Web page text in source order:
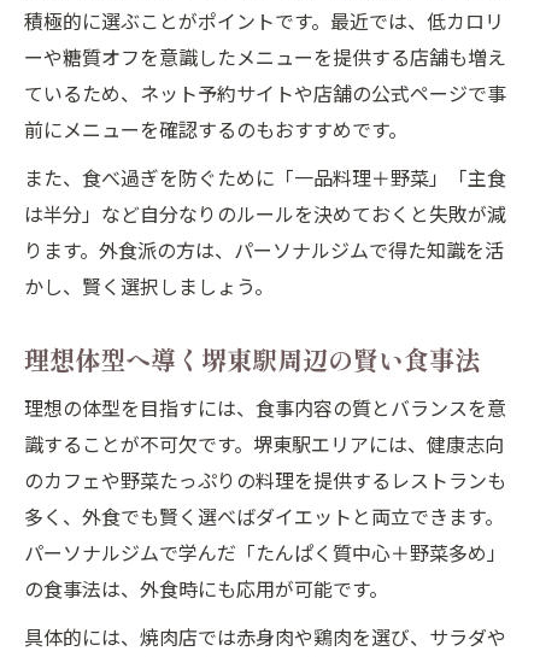
積極的に選ぶことがポイントです。最近では、低カロリ
ーや糖質オフを意識したメニューを提供する店舗も増え
ているため、ネット予約サイトや店舗の公式ページで事
前にメニューを確認するのもおすすめです。
また、食べ過ぎを防ぐために「一品料理＋野菜」「主食
は半分」など自分なりのルールを決めておくと失敗が減
ります。外食派の方は、パーソナルジムで得た知識を活
かし、賢く選択しましょう。
理想体型へ導く堺東駅周辺の賢い食事法
理想の体型を目指すには、食事内容の質とバランスを意
識することが不可欠です。堺東駅エリアには、健康志向
のカフェや野菜たっぷりの料理を提供するレストランも
多く、外食でも賢く選べばダイエットと両立できます。
パーソナルジムで学んだ「たんぱく質中心＋野菜多め」
の食事法は、外食時にも応用が可能です。
具体的には、焼肉店では赤身肉や鶏肉を選び、サラダや